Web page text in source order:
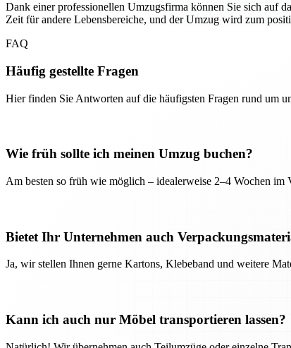
Dank einer professionellen Umzugsfirma können Sie sich auf
Zeit für andere Lebensbereiche, und der Umzug wird zum
FAQ
Häufig gestellte Fragen
Hier finden Sie Antworten auf die häufigsten Fragen rund um
Wie früh sollte ich meinen Umzug buchen?
Am besten so früh wie möglich – idealerweise 2–4 Wochen
Bietet Ihr Unternehmen auch
Ja, wir stellen Ihnen gerne Kartons, Klebeband und weitere
Kann ich auch nur Möbel transportieren lassen?